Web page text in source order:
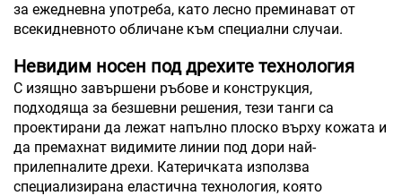
за ежедневна употреба, като лесно преминават от
всекидневното обличане към специални случаи.
Невидим носен под дрехите технология
С изящно завършени ръбове и конструкция,
подходяща за безшевни решения, тези танги са
проектирани да лежат напълно плоско върху кожата и
да премахнат видимите линии под дори най-
прилепналите дрехи. Катеричката използва
специализирана еластична технология, която